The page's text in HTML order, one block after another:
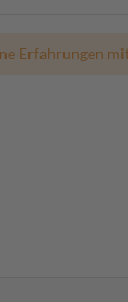
Erfahrungen